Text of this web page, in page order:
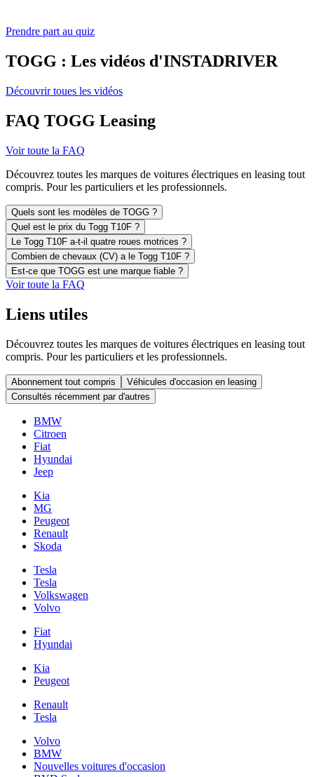
Prendre part au quiz
TOGG : Les vidéos d'INSTADRIVER
Découvrir toues les vidéos
FAQ TOGG Leasing
Voir toute la FAQ
Découvrez toutes les marques de voitures électriques en leasing tout
compris. Pour les particuliers et les professionnels.
Quels sont les modèles de TOGG ?
Quel est le prix du Togg T10F ?
Le Togg T10F a-t-il quatre roues motrices ?
Combien de chevaux (CV) a le Togg T10F ?
Est-ce que TOGG est une marque fiable ?
Voir toute la FAQ
Liens utiles
Découvrez toutes les marques de voitures électriques en leasing tout
compris. Pour les particuliers et les professionnels.
Abonnement tout compris
Véhicules d'occasion en leasing
Consultés récemment par d'autres
BMW
Citroen
Fiat
Hyundai
Jeep
Kia
MG
Peugeot
Renault
Skoda
Tesla
Tesla
Volkswagen
Volvo
Fiat
Hyundai
Kia
Peugeot
Renault
Tesla
Volvo
BMW
Nouvelles voitures d'occasion